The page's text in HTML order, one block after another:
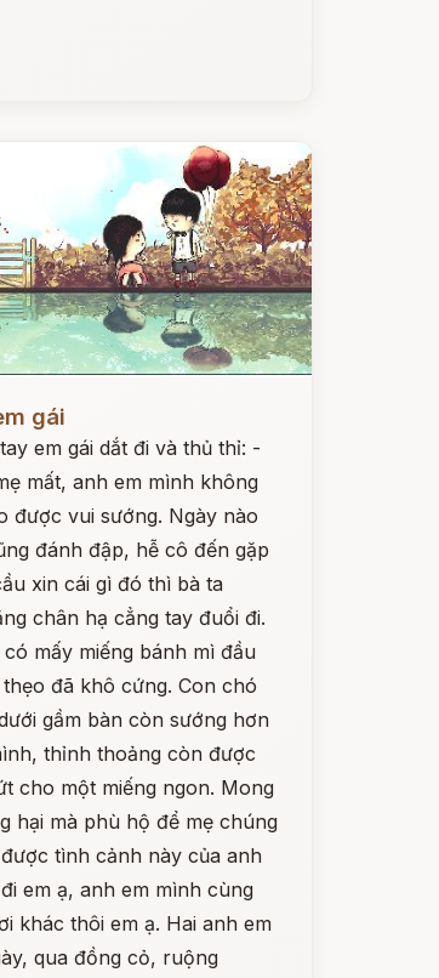
gái
em gái dắt đi và thủ thỉ: -
mất, anh em mình không
được vui sướng. Ngày nào
đánh đập, hễ cô đến gặp
xin cái gì đó thì bà ta
chân hạ cẳng tay đuổi đi.
mấy miếng bánh mì đầu
đã khô cứng. Con chó
gầm bàn còn sướng hơn
thỉnh thoảng còn được
cho một miếng ngon. Mong
hại mà phù hộ để mẹ chúng
tình cảnh này của anh
em ạ, anh em mình cùng
khác thôi em ạ. Hai anh em
qua đồng cỏ, ruộng